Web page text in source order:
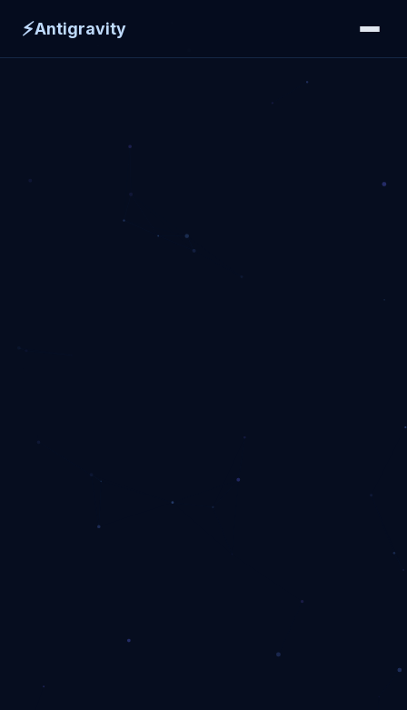
⚡Antigravity